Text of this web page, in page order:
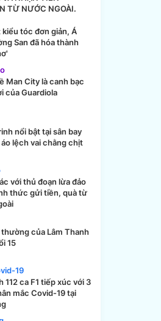
TỪ NƯỚC NGOÀI.
kiểu tóc đơn giản, Á
San đã hóa thành
Man City là canh bạc
của Guardiola
nổi bật tại sân bay
lệch vai chằng chịt
với thủ đoạn lừa đảo
thức gửi tiền, quà từ
của Lâm Thanh
15
19
112 ca F1 tiếp xúc với 3
mắc Covid-19 tại